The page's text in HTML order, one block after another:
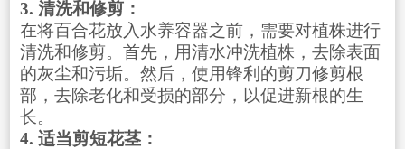
3. 清洗和修剪：
在将百合花放入水养容器之前，需要对植株进行
清洗和修剪。首先，用清水冲洗植株，去除表面
的灰尘和污垢。然后，使用锋利的剪刀修剪根
部，去除老化和受损的部分，以促进新根的生
长。
4. 适当剪短花茎：